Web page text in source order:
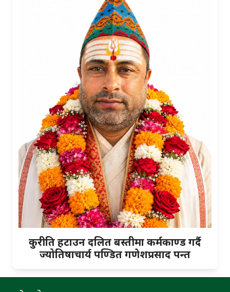
कुरीति हटाउन दलित बस्तीमा कर्मकाण्ड गर्दै
ज्योतिषाचार्य पण्डित गणेशप्रसाद पन्त